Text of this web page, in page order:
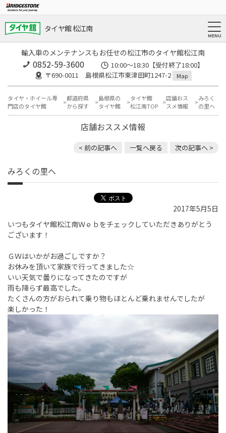
タイヤ館 松江南
輸入車のメンテナンスもお任せの松江市のタイヤ館松江南
0852-59-3600
10:00～18:30【受付終了18:00】
〒690-0011 島根県松江市東津田町1247-2
Map
タイヤ・ホイール専
門店のタイヤ館
都道府県
から探す
島根県の
タイヤ館
タイヤ館
松江南TOP
店舗おス
スメ情報
みろく
の里へ
店舗おススメ情報
< 前の記事へ 一覧へ戻る 次の記事へ >
みろくの里へ
2017年5月5日
いつもタイヤ館松江南Ｗｅｂをチェックしていただきありがとう
ございます！
ＧＷはいかがお過ごしですか？
お休みを頂いて家族で行ってきました☆
いい天気で曇りになってきたのですが
雨も降らず最高でした。
たくさんの方がおられて乗り物もほとんど乗れませんでしたが
楽しかった！